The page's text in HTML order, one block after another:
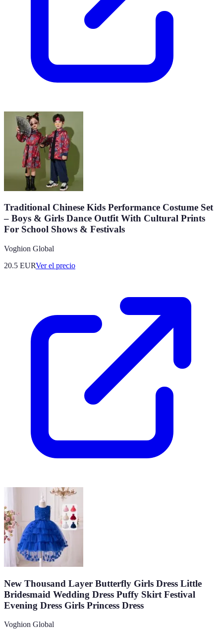
Traditional Chinese Kids Performance Costume Set
– Boys & Girls Dance Outfit With Cultural Prints
For School Shows & Festivals​
Voghion Global
20.5 EURVer el precio
New Thousand Layer Butterfly Girls Dress Little
Bridesmaid Wedding Dress Puffy Skirt Festival
Evening Dress Girls Princess Dress
Voghion Global